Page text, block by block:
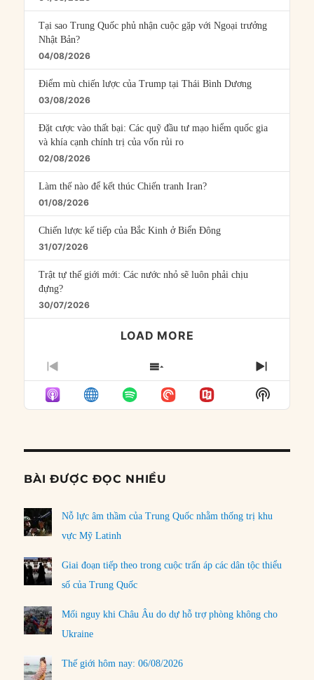
Tại sao Trung Quốc phủ nhận cuộc gặp với Ngoại trưởng
Nhật Bản?
04/08/2026
Điểm mù chiến lược của Trump tại Thái Bình Dương
03/08/2026
Đặt cược vào thất bại: Các quỹ đầu tư mạo hiểm quốc gia
và khía cạnh chính trị của vốn rủi ro
02/08/2026
Làm thế nào để kết thúc Chiến tranh Iran?
01/08/2026
Chiến lược kế tiếp của Bắc Kinh ở Biển Đông
31/07/2026
Trật tự thế giới mới: Các nước nhỏ sẽ luôn phải chịu
đựng?
30/07/2026
LOAD MORE
PREVIOUS
EPISODE
SHOW
EPISODES
LIST
NEXT
Show
Podcast
BÀI ĐƯỢC ĐỌC NHIỀU
Nỗ lực âm thầm của Trung Quốc nhằm thống trị khu
vực Mỹ Latinh
Giai đoạn tiếp theo trong cuộc trấn áp các dân tộc thiểu
số của Trung Quốc
Mối nguy khi Châu Âu do dự hỗ trợ phòng không cho
Ukraine
Thế giới hôm nay: 06/08/2026